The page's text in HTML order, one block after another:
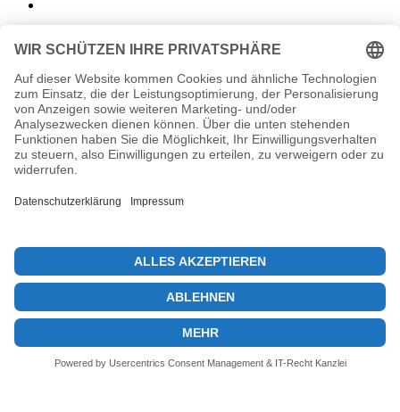
Ethereum Rekorde: Analysten sagen neuen
Höhenflug voraus
28. August 2025
Previous post
Altcoin-Momentum steigt um 48 %: Bitcoin verliert an Bedeutung
© 2026 KryptoInsights.de
ImpressumDatenschutz